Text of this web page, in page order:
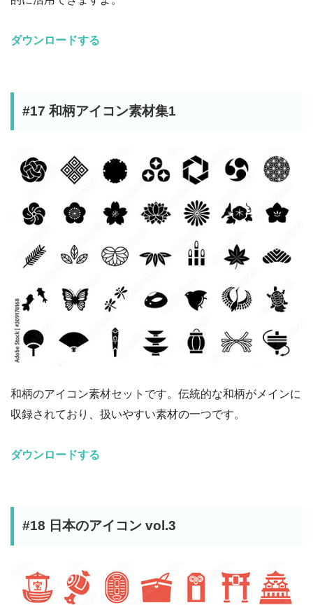
ダウンロードする
#17 和柄アイコン素材集1
和柄のアイコン素材セットです。伝統的な和柄がメインに
収録されており、扱いやすい素材の一つです。
ダウンロードする
#18 日本のアイコン vol.3